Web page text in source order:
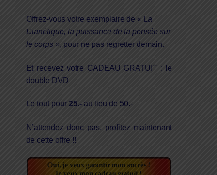
Offrez-vous votre exemplaire de « La
Dianétique, la puissance de la pensée sur
le corps », pour ne pas regretter demain.
Et recevez votre CADEAU GRATUIT : le
double DVD
Le tout pour 25.- au lieu de 50.-
N’attendez donc pas, profitez maintenant
de cette offre !!